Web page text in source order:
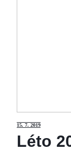
15. 7. 2019
Léto